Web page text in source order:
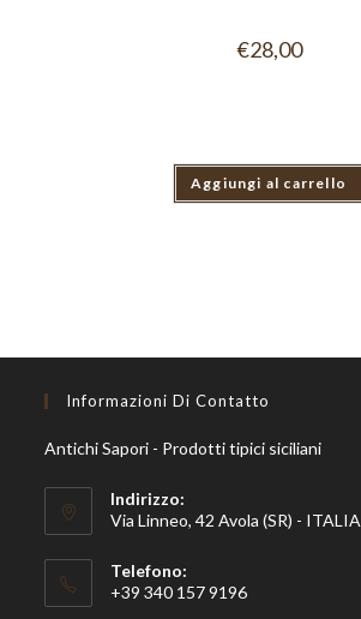
€28,00
Aggiungi al carrello
Informazioni Di Contatto
Antichi Sapori - Prodotti tipici siciliani
Indirizzo:
Via Linneo, 42 Avola (SR) - ITALIA
Telefono:
+39 340 157 9196